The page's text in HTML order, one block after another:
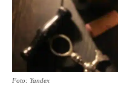
Foto: Yandex